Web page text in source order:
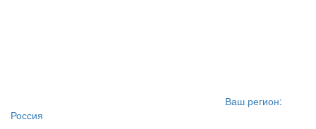
Ваш регион:
Россия